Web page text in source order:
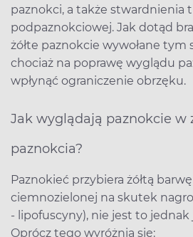
paznokci, a także stwardnienia
podpaznokciowej. Jak dotąd
żółte paznokcie wywołane tym
chociaż na poprawę wyglądu
wpłynąć ograniczenie obrzęku.
Jak wyglądają paznokcie w
paznokcia?
Paznokieć przybiera żółtą
ciemnozielonej na skutek
- lipofuscyny), nie jest to jednak
Oprócz tego wyróżnia się: